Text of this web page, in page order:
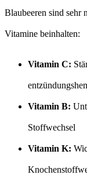
Blaubeeren sind sehr
Vitamine beinhalten:
Vitamin C:
Vitamin B:
Stoffwechsel
Vitamin K: